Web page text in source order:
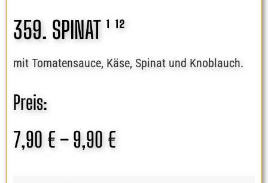
359. SPINAT ¹ ¹²
mit Tomatensauce, Käse, Spinat und Knoblauch.
Preis:
7,90 €–9,90 €